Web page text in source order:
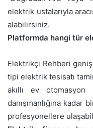
elektrik ustalarıyla
alabilirsiniz.
Platformda hangi tür
Elektrikçi Rehberi
tipi elektrik tesisatı
akıllı ev
danışmanlığına kadar
profesyonellere